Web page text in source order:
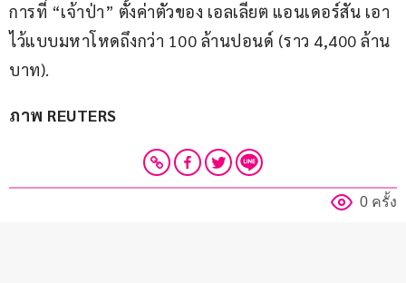
การที่ “เจ้าป่า” ตั้งค่าตัวของ เอลเลียต แอนเดอร์สัน เอา
ไว้แบบมหาโหดถึงกว่า 100 ล้านปอนด์ (ราว 4,400 ล้าน
บาท).
ภาพ REUTERS
0 ครั้ง